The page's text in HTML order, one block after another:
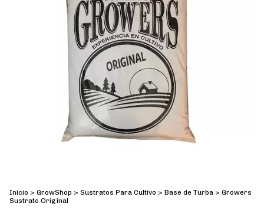
Inicio > GrowShop > Sustratos Para Cultivo > Base de Turba > Growers
Sustrato Original